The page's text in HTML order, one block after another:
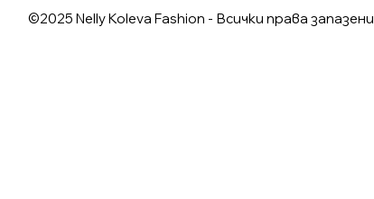
©2025 Nelly Koleva Fashion - Всички права запазени